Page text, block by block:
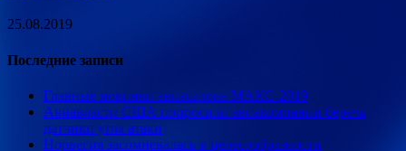
25.08.2019
Последние записи
Главные новинки авиасалона МАКС-2019
Авиавласти США попросили авиакомпании беречь
датчики угла атаки
Норвегия засомневалась в целесообразности